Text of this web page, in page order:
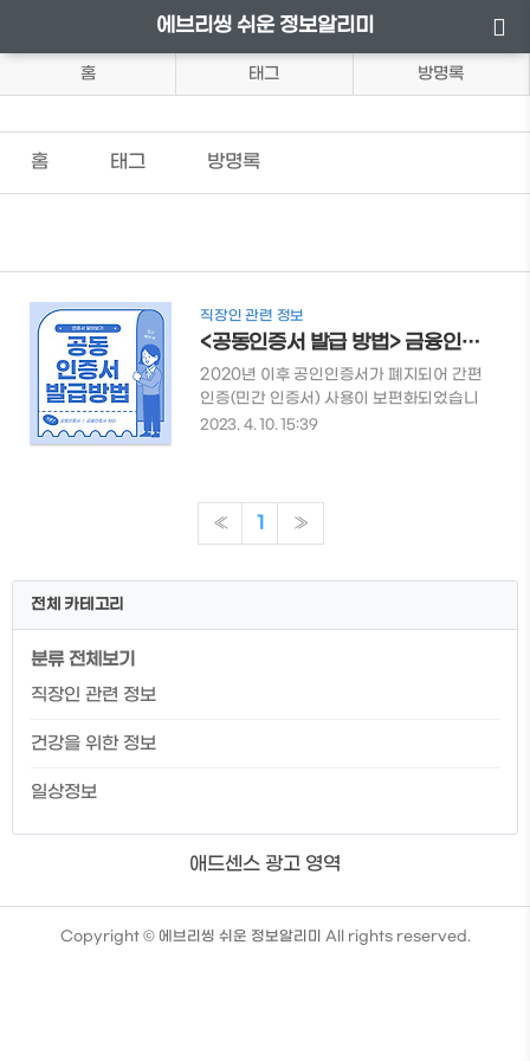
에브리씽 쉬운 정보알리미
홈 태그 방명록
홈 태그 방명록
직장인 관련 정보
<공동인증서 발급 방법> 금융인증서와의 차이점 과 인증서 종류
2020년 이후 공인인증서가 폐지되어 간편
인증(민간 인증서) 사용이 보편화되었습니
다. 하지만 간혹 공동인증서와 금융인증서
고 간단하게 알아보시길 바랍니다. 공동인
증서발급방법 목차 1. 공동인증서와 금융인
의 공인인증기관 발급기관 금융결제원 사
2023. 4. 10. 15:39
« 1 »
전체 카테고리
분류 전체보기
직장인 관련 정보
건강을 위한 정보
일상정보
애드센스 광고 영역
Copyright © 에브리씽 쉬운 정보알리미 All rights reserved.
TistoryWhaleSkin3.4